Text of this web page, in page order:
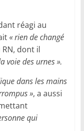
réagi au
« rien de changé
dont il
voie des urnes ».
dans les mains
», a aussi
qui